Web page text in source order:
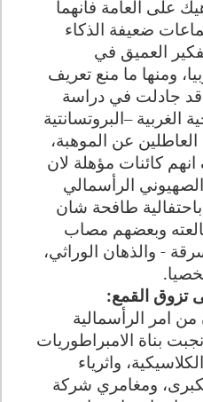
على العامة فانهما
ضعيفة الذكاء
العميق في
ومنها ما منع تعريف
قد جادلت في دراسة
–البروتسانتية
عن الموهبة،
كائنات مؤهلة لان
الرأسمالي
طافحة شان
وبعضهم مصاب
- والذهان الوراثي،
تزوق القمع:
امر الرأسمالية
بناة الامبراطوريات
واثرياء
ومغامري شركة